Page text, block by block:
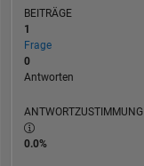
BEITRÄGE
1
Frage
0
Antworten
ANTWORTZUSTIMMUNG
0.0%